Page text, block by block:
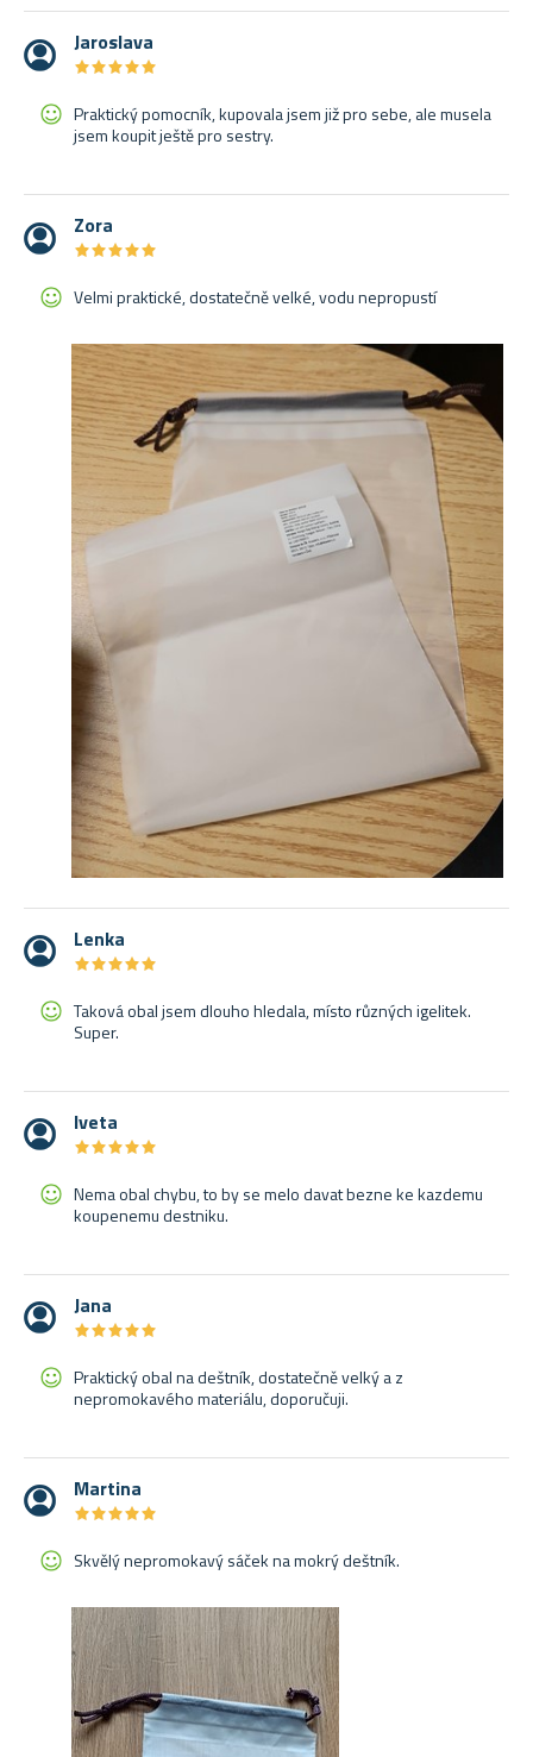
Jaroslava
★★★★★
★★★★★
Praktický pomocník, kupovala jsem již pro sebe, ale musela
jsem koupit ještě pro sestry.
Zora
★★★★★
★★★★★
Velmi praktické, dostatečně velké, vodu nepropustí
Lenka
★★★★★
★★★★★
Taková obal jsem dlouho hledala, místo různých igelitek.
Super.
Iveta
★★★★★
★★★★★
Nema obal chybu, to by se melo davat bezne ke kazdemu
koupenemu destniku.
Jana
★★★★★
★★★★★
Praktický obal na deštník, dostatečně velký a z
nepromokavého materiálu, doporučuji.
Martina
★★★★★
★★★★★
Skvělý nepromokavý sáček na mokrý deštník.